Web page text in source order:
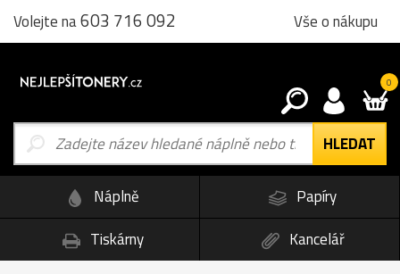
Volejte na603 716 092 Vše o nákupu
0
Náplně
Papíry
Tiskárny
Kancelář